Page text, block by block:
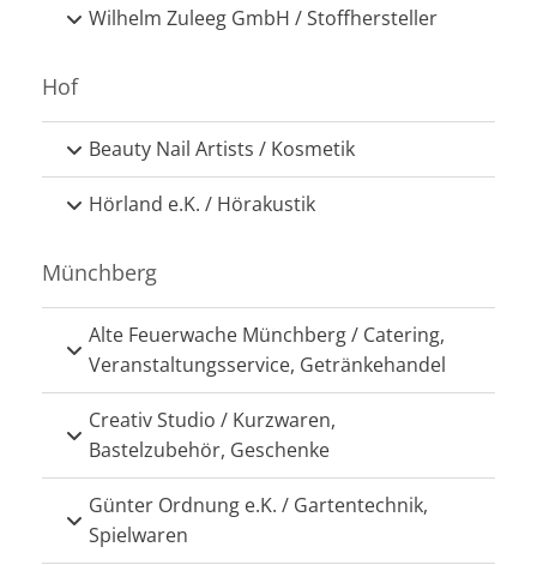
Wilhelm Zuleeg GmbH / Stoffhersteller
Hof
Beauty Nail Artists / Kosmetik
Hörland e.K. / Hörakustik
Münchberg
Alte Feuerwache Münchberg / Catering,
Veranstaltungsservice, Getränkehandel
Creativ Studio / Kurzwaren,
Bastelzubehör, Geschenke
Günter Ordnung e.K. / Gartentechnik,
Spielwaren